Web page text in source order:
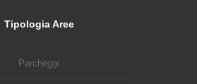
Tipologia Aree
Parcheggi